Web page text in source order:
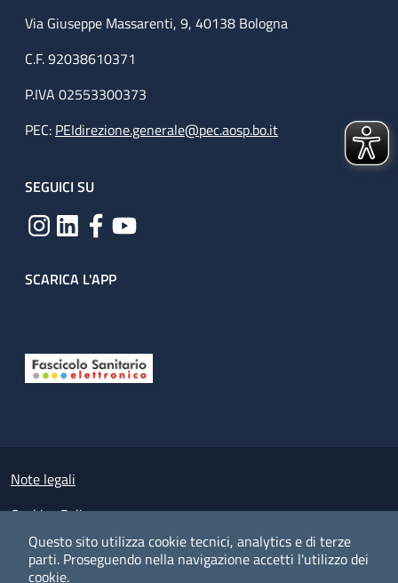
Questo sito utilizza cookie tecnici, analytics e di terze
parti. Proseguendo nella navigazione accetti l'utilizzo dei
cookie.
Via Giuseppe Massarenti, 9, 40138 Bologna
C.F. 92038610371
P.IVA 02553300373
PEC: PEIdirezione.generale@pec.aosp.bo.it
SEGUICI SU
SCARICA L'APP
Small prints
Note legali
Cookies Policy
Policy privacy e protezione del dato personale